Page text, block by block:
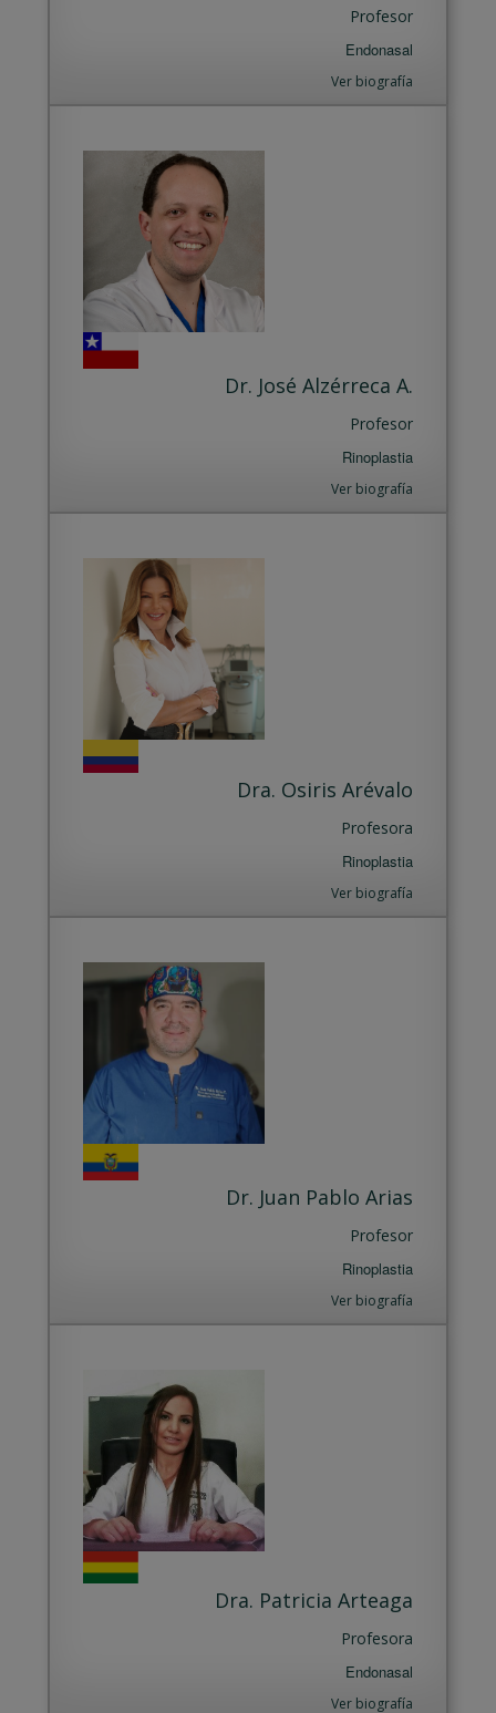
Profesor
Endonasal
Ver biografía
Dr. José Alzérreca A.
Profesor
Rinoplastia
Ver biografía
Dra. Osiris Arévalo
Profesora
Rinoplastia
Ver biografía
Dr. Juan Pablo Arias
Profesor
Rinoplastia
Ver biografía
Dra. Patricia Arteaga
Profesora
Endonasal
Ver biografía